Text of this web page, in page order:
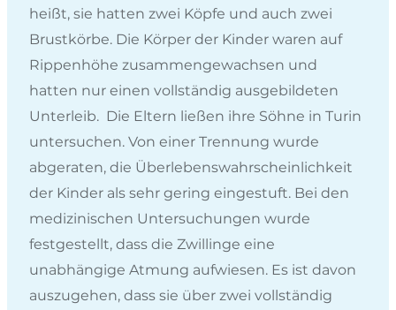
heißt, sie hatten zwei Köpfe und auch zwei
Brustkörbe. Die Körper der Kinder waren auf
Rippenhöhe zusammengewachsen und
hatten nur einen vollständig ausgebildeten
Unterleib. Die Eltern ließen ihre Söhne in Turin
untersuchen. Von einer Trennung wurde
abgeraten, die Überlebenswahrscheinlichkeit
der Kinder als sehr gering eingestuft. Bei den
medizinischen Untersuchungen wurde
festgestellt, dass die Zwillinge eine
unabhängige Atmung aufwiesen. Es ist davon
auszugehen, dass sie über zwei vollständig